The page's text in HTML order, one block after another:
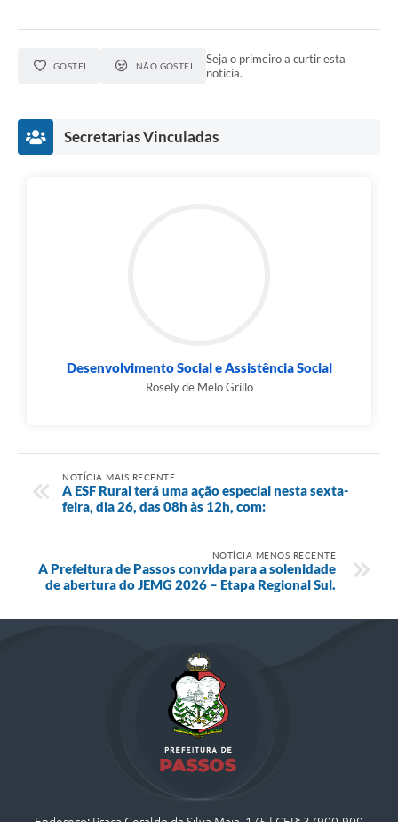
GOSTEI NÃO GOSTEI
Seja o primeiro a curtir esta
notícia.
Secretarias Vinculadas
Desenvolvimento Social e Assistência Social
Rosely de Melo Grillo
NOTÍCIA MAIS RECENTE
A ESF Rural terá uma ação especial nesta sexta-
feira, dia 26, das 08h às 12h, com:
NOTÍCIA MENOS RECENTE
A Prefeitura de Passos convida para a solenidade
de abertura do JEMG 2026 – Etapa Regional Sul.